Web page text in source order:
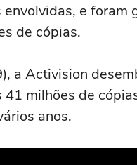
e foram
de cópias.
a Activision
milhões de
anos.